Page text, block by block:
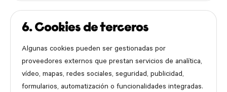
6. Cookies de terceros
Algunas cookies pueden ser gestionadas por
proveedores externos que prestan servicios de analítica,
vídeo, mapas, redes sociales, seguridad, publicidad,
formularios, automatización o funcionalidades integradas.